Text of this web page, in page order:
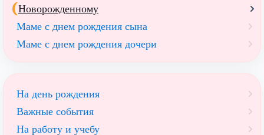
Новорожденному
Маме с днем рождения сына
Маме с днем рождения дочери
На день рождения
Важные события
На работу и учебу